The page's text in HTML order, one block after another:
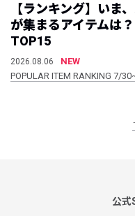
【ランキング】いま
が集まるアイテムは？
TOP15
2026.08.06
NEW
POPULAR ITEM RANKING 7/
公式